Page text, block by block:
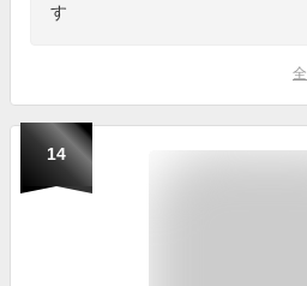
す
14